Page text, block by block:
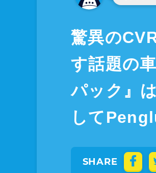
驚異の
す話題の
パック』
して
SHARE